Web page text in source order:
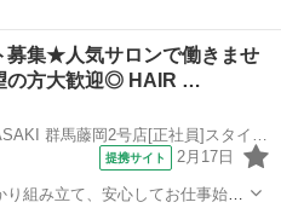
集★人気サロンで働きませ
の方大歓迎◎ HAIR …
提携サイト 2月17日
組み立て、安心してお仕事始め